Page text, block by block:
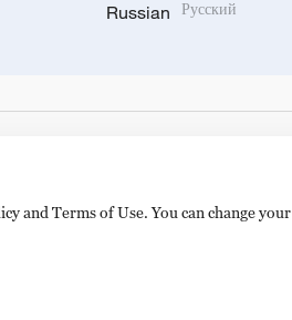
Russian Русский
and Terms of Use. You can change your